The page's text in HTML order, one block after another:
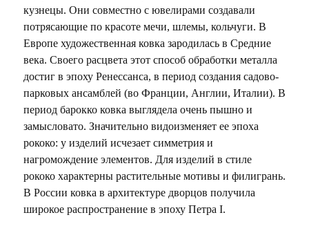
кузнецы. Они совместно с ювелирами создавали
потрясающие по красоте мечи, шлемы, кольчуги. В
Европе художественная ковка зародилась в Средние
века. Своего расцвета этот способ обработки металла
достиг в эпоху Ренессанса, в период создания садово-
парковых ансамблей (во Франции, Англии, Италии). В
период барокко ковка выглядела очень пышно и
замысловато. Значительно видоизменяет ее эпоха
рококо: у изделий исчезает симметрия и
нагромождение элементов. Для изделий в стиле
рококо характерны растительные мотивы и филигрань.
В России ковка в архитектуре дворцов получила
широкое распространение в эпоху Петра I.